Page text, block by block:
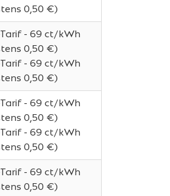
0,50 €)
- 69 ct/kWh
0,50 €)
- 69 ct/kWh
0,50 €)
- 69 ct/kWh
0,50 €)
- 69 ct/kWh
0,50 €)
- 69 ct/kWh
0,50 €)